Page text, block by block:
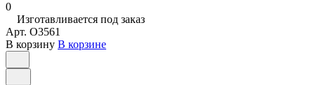
0
Изготавливается под заказ
Арт. O3561
В корзину В корзине